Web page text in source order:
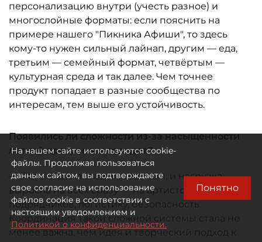
персонализацию внутри (учесть разное) и
многослойные форматы: если пояснить на
примере нашего "Пикника Афиши", то здесь
кому-то нужен сильный лайнап, другим — еда,
третьим — семейный формат, четвёртым —
культурная среда и так далее. Чем точнее
продукт попадает в разные сообщества по
интересам, тем выше его устойчивость.
Появились ли сложности из-за насыщенности
летней программы городов?
— Лето стало пиковым сезоном, и нагрузка
выросла на всех сразу — на артистов, площадки,
подрядчиков, логистику, безопасность.
Координация такой сложной системы стала не
менее важна, чем идея и творческий подход к
На нашем сайте используются cookie-
файлы. Продолжая пользоваться
данным сайтом, вы подтверждаете
свое согласие на использование
файлов cookie в соответствии с
настоящим уведомлением и
Политикой о конфиденциальности.
Понятно